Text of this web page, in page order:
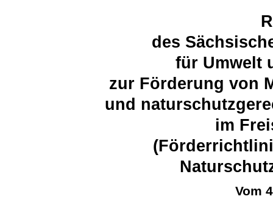
des
für Umwelt
zur Förderung von
und
im
Vom